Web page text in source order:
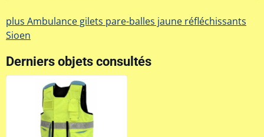
plus Ambulance gilets pare-balles jaune réfléchissants
Sioen
Derniers objets consultés